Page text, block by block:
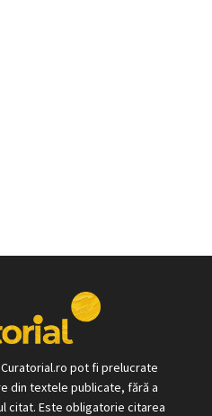
pot fi prelucrate
din textele publicate, fără a
citat. Este obligatorie citarea